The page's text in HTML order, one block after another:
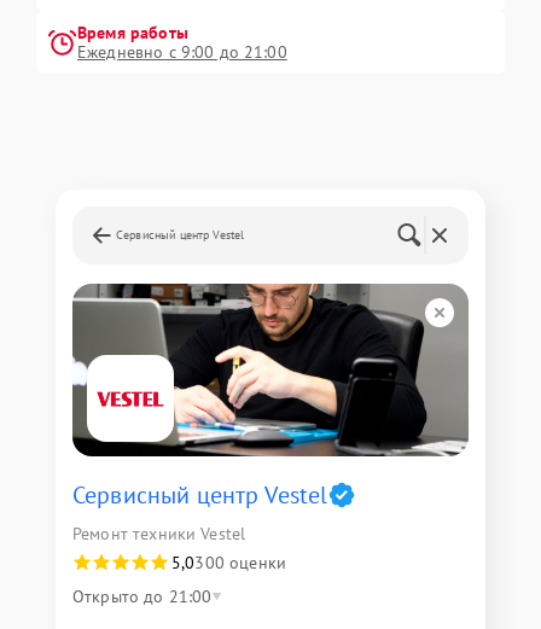
Время работы
Ежедневно с 9:00 до 21:00
Сервисный центр Vestel
Сервисный центр Vestel
Ремонт техники Vestel
5,0300 оценки
Открыто до 21:00